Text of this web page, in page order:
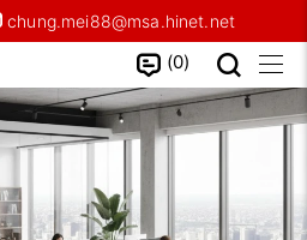
chung.mei88@msa.hinet.net
0